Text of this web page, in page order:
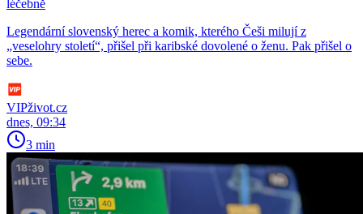
léčebně
Legendární slovenský herec a komik, kterého Češi milují z
„veselohry století“, přišel při karibské dovolené o ženu. Pak přišel o
sebe.
VIPživot.cz
dnes, 09:34
3 min